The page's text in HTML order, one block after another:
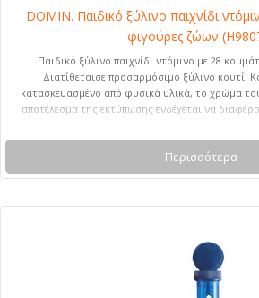
DOMIN. Παιδικό ξύλινο παιχνίδι
φιγούρες ζώων
Παιδικό ξύλινο παιχνίδι ντόμινο με 28
Διατίθεταισε προσαρμόσιμο ξύλινο κουτί.
κατασκευασμένο από φυσικά υλικά, το χρώμα
αποτέλεσμα της εκτύπωσης ενδέχεται να
Περισσότερα